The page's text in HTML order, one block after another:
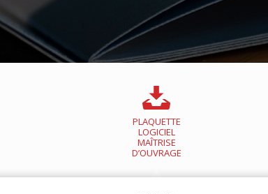
PLAQUETTE
LOGICIEL
MAÎTRISE
D’OUVRAGE